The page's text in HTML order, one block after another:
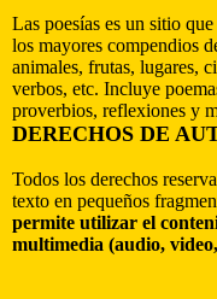
Las poesías es un sitio
los mayores compendios
animales, frutas, lugares,
verbos, etc. Incluye
proverbios, reflexiones y
DERECHOS DE
Todos los derechos
texto en pequeños
permite utilizar el
multimedia (audio,